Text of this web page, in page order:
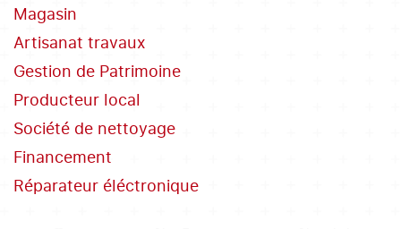
Magasin
Artisanat travaux
Gestion de Patrimoine
Producteur local
Société de nettoyage
Financement
Réparateur éléctronique